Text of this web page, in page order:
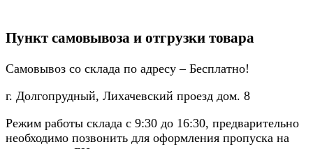
Пункт самовывоза и отгрузки товара
Самовывоз со склада по адресу – Бесплатно!
г. Долгопрудный, Лихачевский проезд дом. 8
Режим работы склада с 9:30 до 16:30, предварительно
необходимо позвонить для оформления пропуска на